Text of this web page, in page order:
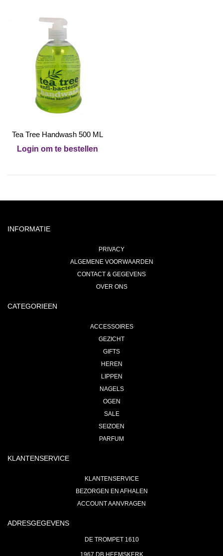
Tea Tree Handwash 500 ML
Login om te bestellen
INFORMATIE
PRIVACY
ALGEMENE VOORWAARDEN
CONTACT & GEGEVENS
OVER ONS
CATEGORIEEN
ACCESSOIRES
GEZICHT
GIFTS
HEREN
LIPPEN
NAGELS
OGEN
SALE
SEIZOEN
PARFUM
KLANTENSERVICE
KLANTENSERVICE
BEZORGEN EN AFHALEN
ACCOUNT AANVRAGEN
ADRESGEGEVENS
DE TROMPET 1610
1967 DB HEEMSKERK